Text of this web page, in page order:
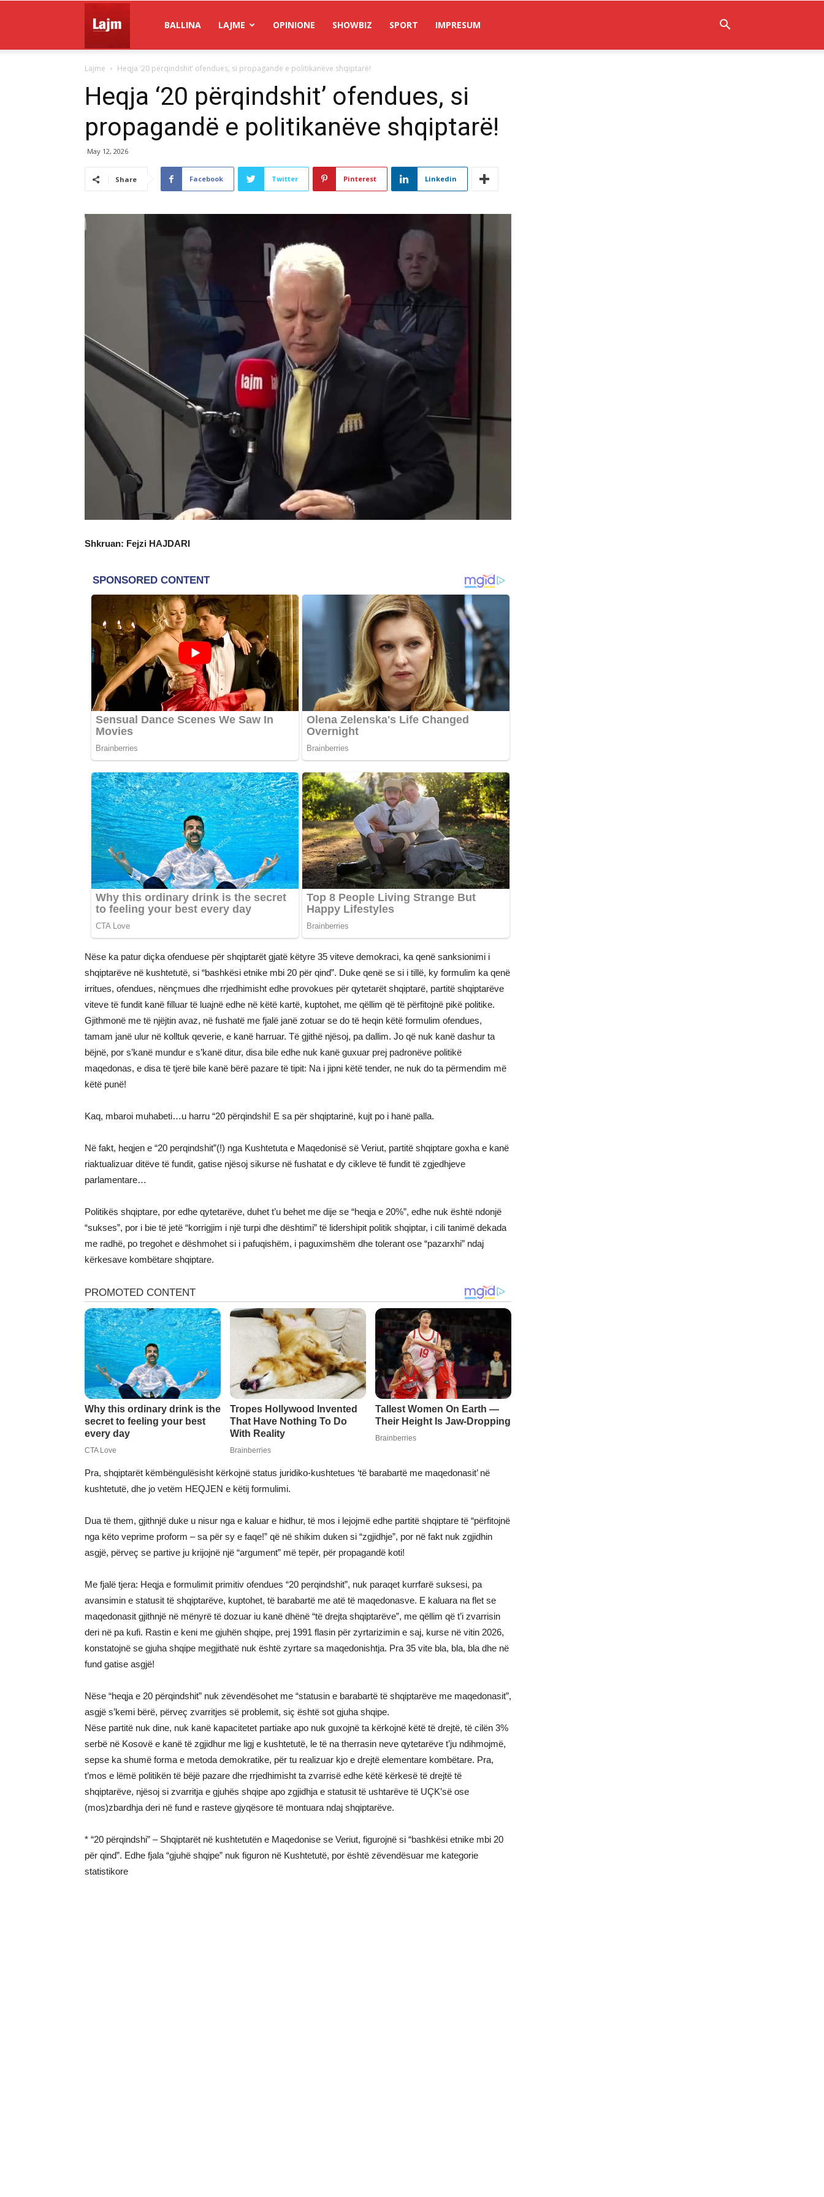
Lajm
BALLINA LAJME OPINIONE SHOWBIZ SPORT IMPRESUM
Lajme Heqja ‘20 përqindshit’ ofendues, si propagandë e politikanëve shqiptarë!
Heqja ‘20 përqindshit’ ofendues, si
propagandë e politikanëve shqiptarë!
May 12, 2026
Share Facebook Twitter Pinterest Linkedin
Shkruan: Fejzi HAJDARI
Nëse ka patur diçka ofenduese për shqiptarët gjatë këtyre 35 viteve demokraci, ka qenë sanksionimi i
shqiptarëve në kushtetutë, si “bashkësi etnike mbi 20 për qind”. Duke qenë se si i tillë, ky formulim ka qenë
irritues, ofendues, nënçmues dhe rrjedhimisht edhe provokues për qytetarët shqiptarë, partitë shqiptarëve
viteve të fundit kanë filluar të luajnë edhe në këtë kartë, kuptohet, me qëllim që të përfitojnë pikë politike.
Gjithmonë me të njëjtin avaz, në fushatë me fjalë janë zotuar se do të heqin këtë formulim ofendues,
tamam janë ulur në kolltuk qeverie, e kanë harruar. Të gjithë njësoj, pa dallim. Jo që nuk kanë dashur ta
bëjnë, por s’kanë mundur e s’kanë ditur, disa bile edhe nuk kanë guxuar prej padronëve politikë
maqedonas, e disa të tjerë bile kanë bërë pazare të tipit: Na i jipni këtë tender, ne nuk do ta përmendim më
këtë punë!
Kaq, mbaroi muhabeti…u harru “20 përqindshi! E sa për shqiptarinë, kujt po i hanë palla.
Në fakt, heqjen e “20 perqindshit”(!) nga Kushtetuta e Maqedonisë së Veriut, partitë shqiptare goxha e kanë
riaktualizuar ditëve të fundit, gatise njësoj sikurse në fushatat e dy cikleve të fundit të zgjedhjeve
parlamentare…
Politikës shqiptare, por edhe qytetarëve, duhet t’u behet me dije se “heqja e 20%”, edhe nuk është ndonjë
“sukses”, por i bie të jetë “korrigjim i një turpi dhe dështimi” të lidershipit politik shqiptar, i cili tanimë dekada
me radhë, po tregohet e dëshmohet si i pafuqishëm, i paguximshëm dhe tolerant ose “pazarxhi” ndaj
kërkesave kombëtare shqiptare.
Pra, shqiptarët këmbëngulësisht kërkojnë status juridiko-kushtetues ‘të barabartë me maqedonasit’ në
kushtetutë, dhe jo vetëm HEQJEN e këtij formulimi.
Dua të them, gjithnjë duke u nisur nga e kaluar e hidhur, të mos i lejojmë edhe partitë shqiptare të “përfitojnë
nga këto veprime proform – sa për sy e faqe!” që në shikim duken si “zgjidhje”, por në fakt nuk zgjidhin
asgjë, përveç se partive ju krijojnë një “argument” më tepër, për propagandë koti!
Me fjalë tjera: Heqja e formulimit primitiv ofendues “20 perqindshit”, nuk paraqet kurrfarë suksesi, pa
avansimin e statusit të shqiptarëve, kuptohet, të barabartë me atë të maqedonasve. E kaluara na flet se
maqedonasit gjithnjë në mënyrë të dozuar iu kanë dhënë “të drejta shqiptarëve”, me qëllim që t’i zvarrisin
deri në pa kufi. Rastin e keni me gjuhën shqipe, prej 1991 flasin për zyrtarizimin e saj, kurse në vitin 2026,
konstatojnë se gjuha shqipe megjithatë nuk është zyrtare sa maqedonishtja. Pra 35 vite bla, bla, bla dhe në
fund gatise asgjë!
Nëse “heqja e 20 përqindshit” nuk zëvendësohet me “statusin e barabartë të shqiptarëve me maqedonasit”,
asgjë s’kemi bërë, përveç zvarritjes së problemit, siç është sot gjuha shqipe.
Nëse partitë nuk dine, nuk kanë kapacitetet partiake apo nuk guxojnë ta kërkojnë këtë të drejtë, të cilën 3%
serbë në Kosovë e kanë të zgjidhur me ligj e kushtetutë, le të na therrasin neve qytetarëve t’ju ndihmojmë,
sepse ka shumë forma e metoda demokratike, për tu realizuar kjo e drejtë elementare kombëtare. Pra,
t’mos e lëmë politikën të bëjë pazare dhe rrjedhimisht ta zvarrisë edhe këtë kërkesë të drejtë të
shqiptarëve, njësoj si zvarritja e gjuhës shqipe apo zgjidhja e statusit të ushtarëve të UÇK’së ose
(mos)zbardhja deri në fund e rasteve gjyqësore të montuara ndaj shqiptarëve.
* “20 përqindshi” – Shqiptarët në kushtetutën e Maqedonise se Veriut, figurojnë si “bashkësi etnike mbi 20
për qind”. Edhe fjala “gjuhë shqipe” nuk figuron në Kushtetutë, por është zëvendësuar me kategorie
statistikore